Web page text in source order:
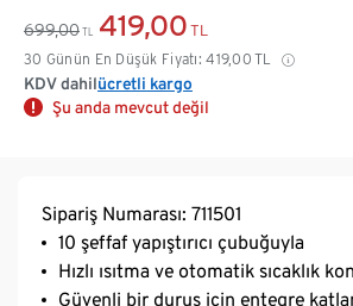
699,00 TL 419,00 TL
30 Günün En Düşük Fiyatı: 419,00 TL
KDV dahilücretli kargo
Şu anda mevcut değil
Sipariş Numarası: 711501
10 şeffaf yapıştırıcı çubuğuyla
Hızlı ısıtma ve otomatik sıcaklık
Güvenli bir duruş için entegre